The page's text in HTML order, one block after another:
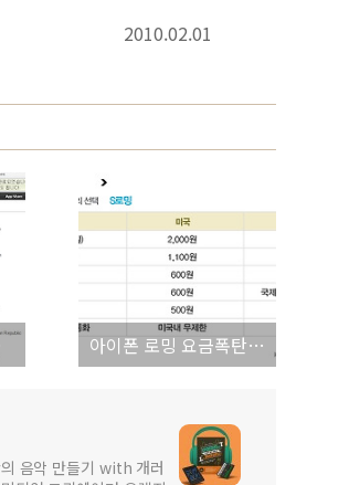
2010.02.01
아이폰 로밍 요금폭탄을 피하는 지혜 - S로밍
음악 만들기 with 개러